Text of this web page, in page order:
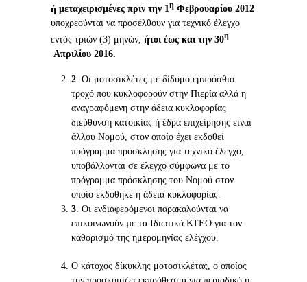
ή μεταχειρισμένες πριν την 1η Φεβρουαρίου 2012
υποχρεούνται να προσέλθουν για τεχνικό έλεγχο
εντός τριών (3) μηνών, ήτοι έως και την 30η
Απριλίου 2016.
2 . Οι μοτοσικλέτες με δίδυμο εμπρόσθιο
τροχό που κυκλοφορούν στην Πιερία αλλά η
αναγραφόμενη στην άδεια κυκλοφορίας
διεύθυνση κατοικίας ή έδρα επιχείρησης είναι
άλλου Νομού, στον οποίο έχει εκδοθεί
πρόγραμμα πρόσκλησης για τεχνικό έλεγχο,
υποβάλλονται σε έλεγχο σύμφωνα με το
πρόγραμμα πρόσκλησης του Νομού στον
οποίο εκδόθηκε η άδεια κυκλοφορίας.
3 . Οι ενδιαφερόμενοι παρακαλούνται να
επικοινωνούν µε τα Ιδιωτικά ΚΤΕΟ για τον
καθορισµό της ημερομηνίας ελέγχου.
Ο κάτοχος δίκυκλης μοτοσικλέτας, ο οποίος